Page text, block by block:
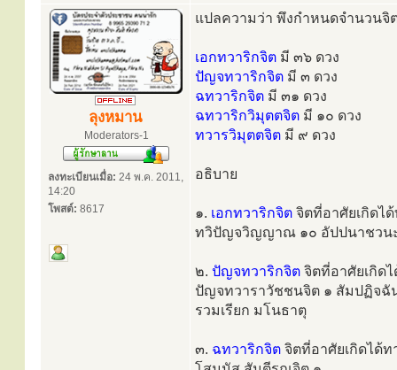
ลุงหมาน
Moderators-1
ลงทะเบียนเมื่อ: 24 พ.ค. 2011,
14:20
โพสต์: 8617
แปลความว่า พึงกำหนดจำนวนจิ
เอกทวาริกจิต มี ๓๖ ดวง
ปัญจทวาริกจิต มี ๓ ดวง
ฉทวาริกจิต มี ๓๑ ดวง
ฉทวาริกวิมุตตจิต มี ๑๐ ดวง
ทวารวิมุตตจิต มี ๙ ดวง
อธิบาย
๑. เอกทวาริกจิต จิตที่อาศัยเกิดไ
ทวิปัญจวิญญาณ ๑๐ อัปปนาชวน
๒. ปัญจทวาริกจิต จิตที่อาศัยเกิด
ปัญจทวาราวัชชนจิต ๑ สัมปฏิจฉั
รวมเรียก มโนธาตุ
๓. ฉทวาริกจิต จิตที่อาศัยเกิดได้